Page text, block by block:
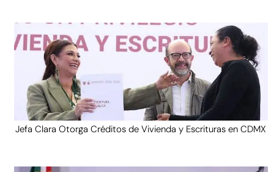
Jefa Clara Otorga Créditos de Vivienda y Escrituras en CDMX